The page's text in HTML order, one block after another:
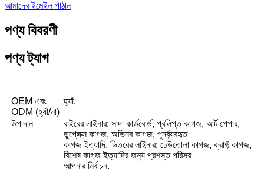
আমাদের ইমেইল পাঠান
পণ্য বিবরণী
পণ্য ট্যাগ
OEM এবং
ODM (হ্যাঁ/না)
হ্যাঁ.
উপাদান
বাইরের লাইনার: সাদা কার্ডবোর্ড, প্রলিপ্ত কাগজ, আর্ট পেপার,
ডুপ্লেক্স কাগজ, অভিনব কাগজ, পুনর্ব্যবহৃত
কাগজ ইত্যাদি. ভিতরের লাইনার: ঢেউতোলা কাগজ, ক্রাফ্ট কাগজ,
বিশেষ কাগজ ইত্যাদির জন্য প্রশস্ত পরিসর
আপনার নির্বাচন.